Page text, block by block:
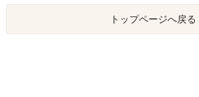
トップページへ戻る